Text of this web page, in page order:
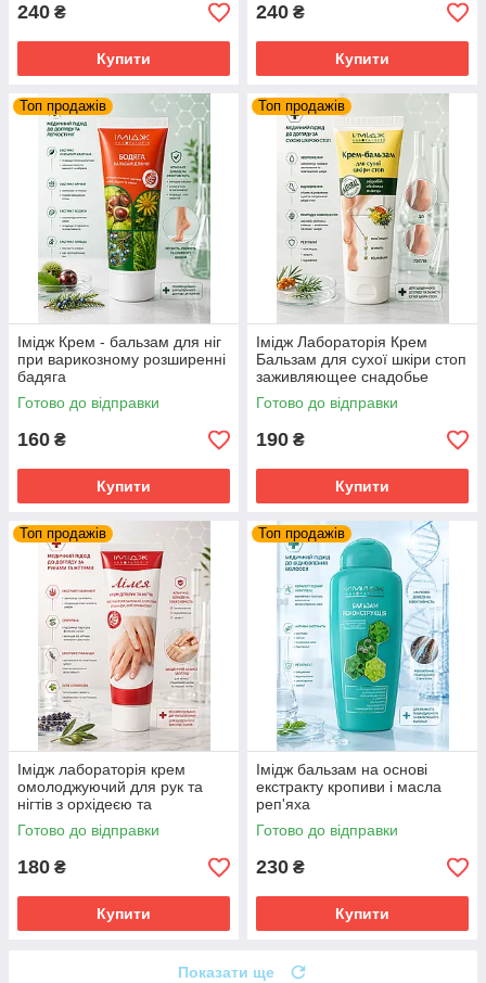
240 ₴
Купити
240 ₴
Купити
Топ продажів
Імідж Крем - бальзам для ніг
при варикозному розширенні
бадяга
Готово до відправки
160 ₴
Купити
Топ продажів
Імідж Лабораторія Крем
Бальзам для сухої шкіри стоп
заживляющее снадобье
Готово до відправки
190 ₴
Купити
Топ продажів
Імідж лабораторія крем
омолоджуючий для рук та
нігтів з орхідеєю та
вітамінами
Готово до відправки
180 ₴
Купити
Топ продажів
Імідж бальзам на основі
екстракту кропиви і масла
реп'яха
Готово до відправки
230 ₴
Купити
Показати ще